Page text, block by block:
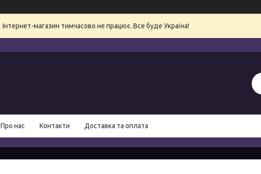
Інтернет-магазин тимчасово не працює. Все буде Україна!
Про нас Контакти Доставка та оплата